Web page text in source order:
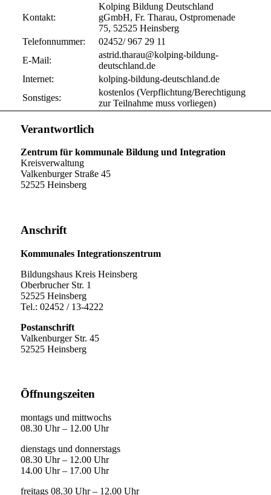
Kontakt:
Kolping Bildung Deutschland
gGmbH, Fr. Tharau, Ostpromenade
75, 52525 Heinsberg
Telefonnummer:
02452/ 967 29 11
E-Mail:
astrid.tharau@kolping-bildung-
deutschland.de
Internet:
kolping-bildung-deutschland.de
Sonstiges:
kostenlos (Verpflichtung/Berechtigung
zur Teilnahme muss vorliegen)
Verantwortlich
Zentrum für kommunale Bildung und Integration
Kreisverwaltung
Valkenburger Straße 45
52525 Heinsberg
Anschrift
Kommunales Integrationszentrum
Bildungshaus Kreis Heinsberg
Oberbrucher Str. 1
52525 Heinsberg
Tel.: 02452 / 13-4222
Postanschrift
Valkenburger Str. 45
52525 Heinsberg
Öffnungszeiten
montags und mittwochs
08.30 Uhr – 12.00 Uhr
dienstags und donnerstags
08.30 Uhr – 12.00 Uhr
14.00 Uhr – 17.00 Uhr
freitags 08.30 Uhr – 12.00 Uhr